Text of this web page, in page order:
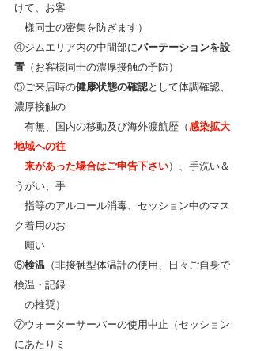
けて、お客
様同士の密集を防ぎます）
④ジムエリア内の中間部にパーテーションを設
置 （お客様同士の濃厚接触の予防）
⑤ご来店時の健康状態の確認として体調確認、
濃厚接触の
有無、国内の移動及び海外渡航歴（感染拡大
地域への往
来があった場合はご申告下さい）、手洗い＆
うがい、手
指等のアルコール消毒、セッション中のマス
ク着用のお
願い
⑥検温 （非接触型体温計の使用、日々ご自身で
検温・記録
の推奨）
⑦ウォーターサーバーの使用中止（セッション
にあたりミ